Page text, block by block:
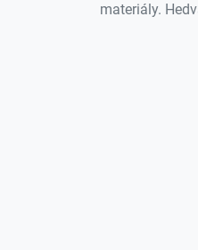
materiály.